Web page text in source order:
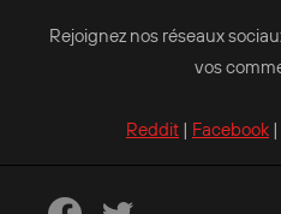
Rejoignez nos réseaux
vos
Reddit | Facebook |